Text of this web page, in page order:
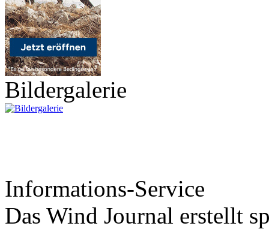
Bildergalerie
Informations-Service
Das Wind Journal erstellt